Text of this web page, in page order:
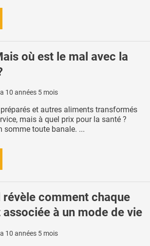
où est le mal avec la
10 années 5 mois
et autres aliments transformés
mais à quel prix pour la santé ?
somme toute banale. ...
révèle comment chaque
à un mode de vie
10 années 5 mois